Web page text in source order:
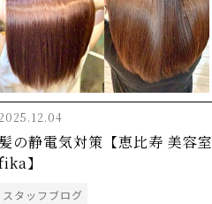
2025.12.04
の静電気対策【恵比寿 美容室
】
スタッフブログ